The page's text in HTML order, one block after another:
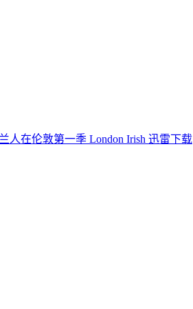
人在伦敦第一季 London Irish 迅雷下载